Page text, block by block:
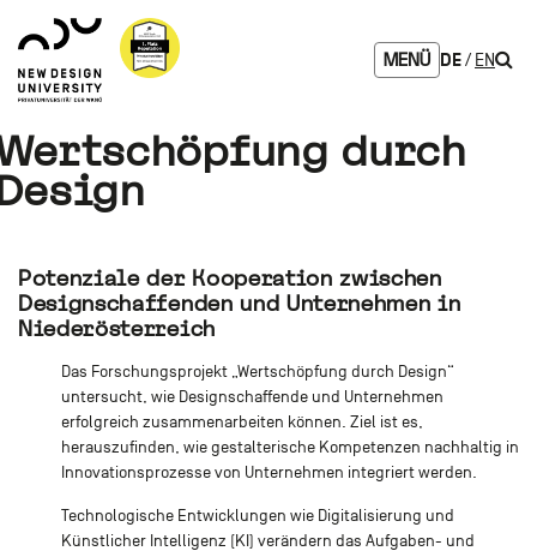
Inhalt
Hauptnavigation
Footernavigation
Logo
NDU
verlinkt
zur
Startseite
MENÜ DE EN
durch
Potenziale der Kooperation zwischen
Designschaffenden und Unternehmen in
Niederösterreich
Das Forschungsprojekt „Wertschöpfung durch Design“
untersucht, wie Designschaffende und Unternehmen
erfolgreich zusammenarbeiten können. Ziel ist es,
herauszufinden, wie gestalterische Kompetenzen nachhaltig in
Innovationsprozesse von Unternehmen integriert werden.
Technologische Entwicklungen wie Digitalisierung und
Künstlicher Intelligenz (KI) verändern das Aufgaben- und